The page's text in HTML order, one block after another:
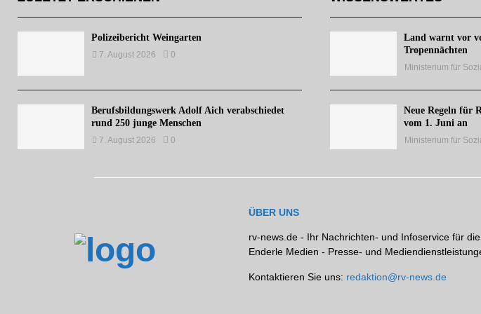
Polizeibericht Weingarten
7. August 2026 0
Berufsbildungswerk Adolf Aich verabschiedet
rund 250 junge Menschen
7. August 2026 0
Land warnt vor
Tropennächten
Ministerium für
Neue Regeln für
vom 1. Juni an
Ministerium für
ÜBER UNS
rv-news.de - Ihr Nachrichten- und Infoservice für
Enderle Medien - Presse- und
Kontaktieren Sie uns: redaktion@rv-news.de